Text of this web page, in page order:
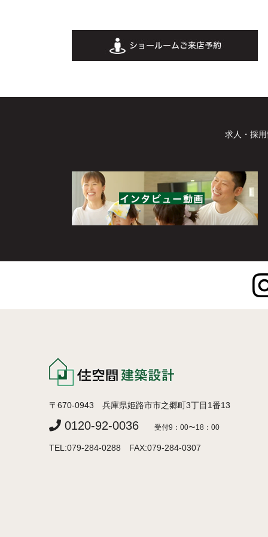
求人・採
〒670-0943 兵庫県姫路市市之郷町3丁目1番13
0120-92-0036 受付9：00〜18：00
TEL:079-284-0288 FAX:079-284-0307